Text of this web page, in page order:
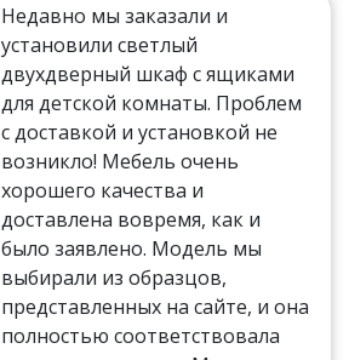
Недавно мы заказали и
установили светлый
двухдверный шкаф с ящиками
для детской комнаты. Проблем
с доставкой и установкой не
возникло! Мебель очень
хорошего качества и
доставлена вовремя, как и
было заявлено. Модель мы
выбирали из образцов,
представленных на сайте, и она
полностью соответствовала